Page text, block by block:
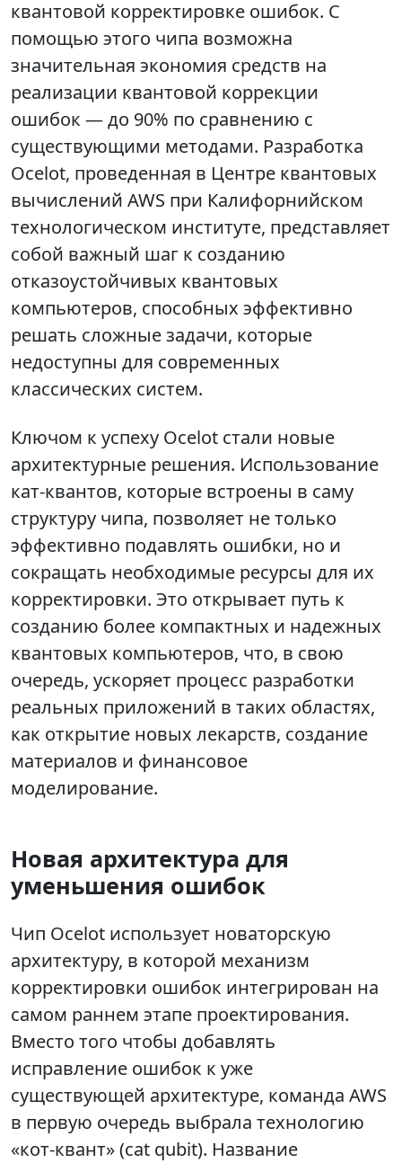
квантовой корректировке ошибок. С
помощью этого чипа возможна
значительная экономия средств на
реализации квантовой коррекции
ошибок — до 90% по сравнению с
существующими методами. Разработка
Ocelot, проведенная в Центре квантовых
вычислений AWS при Калифорнийском
технологическом институте, представляет
собой важный шаг к созданию
отказоустойчивых квантовых
компьютеров, способных эффективно
решать сложные задачи, которые
недоступны для современных
классических систем.
Ключом к успеху Ocelot стали новые
архитектурные решения. Использование
кат-квантов, которые встроены в саму
структуру чипа, позволяет не только
эффективно подавлять ошибки, но и
сокращать необходимые ресурсы для их
корректировки. Это открывает путь к
созданию более компактных и надежных
квантовых компьютеров, что, в свою
очередь, ускоряет процесс разработки
реальных приложений в таких областях,
как открытие новых лекарств, создание
материалов и финансовое
моделирование.
Новая архитектура для
уменьшения ошибок
Чип Ocelot использует новаторскую
архитектуру, в которой механизм
корректировки ошибок интегрирован на
самом раннем этапе проектирования.
Вместо того чтобы добавлять
исправление ошибок к уже
существующей архитектуре, команда AWS
в первую очередь выбрала технологию
«кот-квант» (cat qubit). Название